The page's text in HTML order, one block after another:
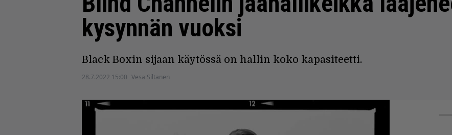
kysynnän vuoksi
Black Boxin sijaan käytössä on hallin koko kapasiteetti.
28.7.2022 15:00 Vesa Siltanen